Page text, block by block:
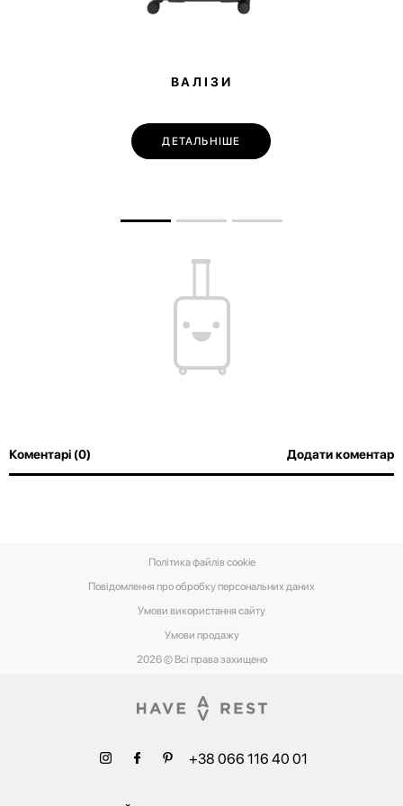
ВАЛІЗИ
ДЕТАЛЬНІШЕ
Коментарі (0) Додати коментар
2026 © Всі права захищено
Повідомлення про обробку персональних даних
Умови використання сайту
Умови‌ ‌продажу‌
Політика файлів cookie
+38 066 116 40 01